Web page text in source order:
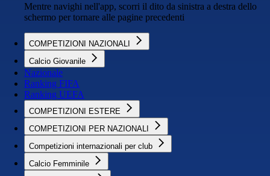
Mentre navighi nell'app, scorri il dito da sinistra a destra dello
schermo per tornare alle pagine precedenti
COMPETIZIONI NAZIONALI
Calcio Giovanile
Nazionale
Ranking FIFA
Ranking UEFA
COMPETIZIONI ESTERE
COMPETIZIONI PER NAZIONALI
Competizioni internazionali per club
Calcio Femminile